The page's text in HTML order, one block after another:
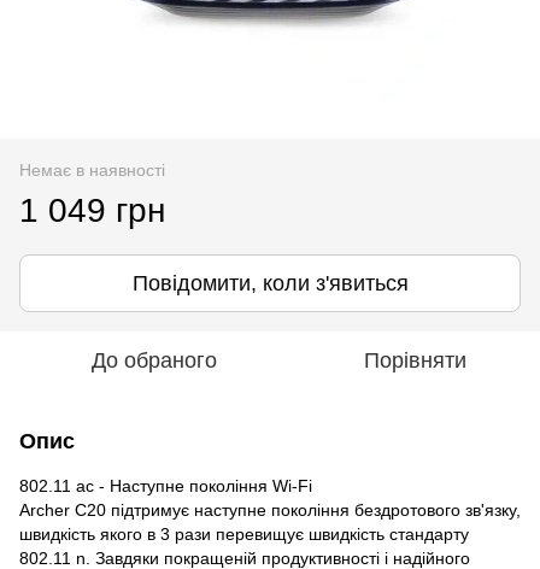
Немає в наявності
1 049 грн
Повідомити, коли з'явиться
До обраного Порівняти
Опис
802.11 ac - Наступне покоління Wi-Fi
Archer C20 підтримує наступне покоління бездротового зв'язку,
швидкість якого в 3 рази перевищує швидкість стандарту
802.11 n. Завдяки покращеній продуктивності і надійного